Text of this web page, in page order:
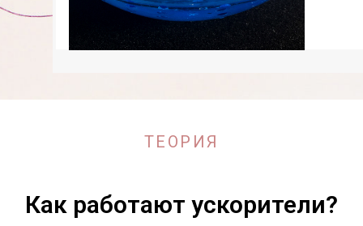
ТЕОРИЯ
Как работают ускорители?